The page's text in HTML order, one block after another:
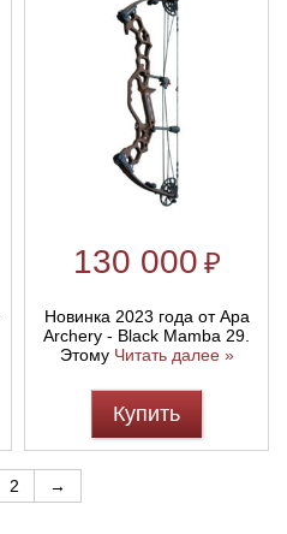
130 000 ₽
Новинка 2023 года от Apa
Archery - Black Mamba 29.
Этому Читать далее »
Купить
2 →